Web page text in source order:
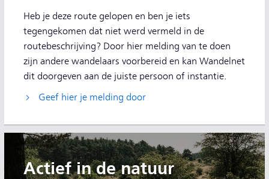
Heb je deze route gelopen en ben je iets
tegengekomen dat niet werd vermeld in de
routebeschrijving? Door hier melding van te doen
zijn andere wandelaars voorbereid en kan Wandelnet
dit doorgeven aan de juiste persoon of instantie.
Geef hier je melding door
Actief in de natuur